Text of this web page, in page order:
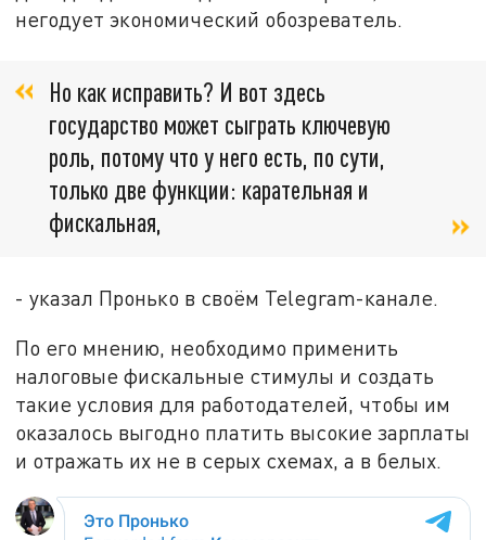
негодует экономический обозреватель.
Но как исправить? И вот здесь
государство может сыграть ключевую
роль, потому что у него есть, по сути,
только две функции: карательная и
фискальная,
- указал Пронько в своём Telegram-канале.
По его мнению, необходимо применить
налоговые фискальные стимулы и создать
такие условия для работодателей, чтобы им
оказалось выгодно платить высокие зарплаты
и отражать их не в серых схемах, а в белых.